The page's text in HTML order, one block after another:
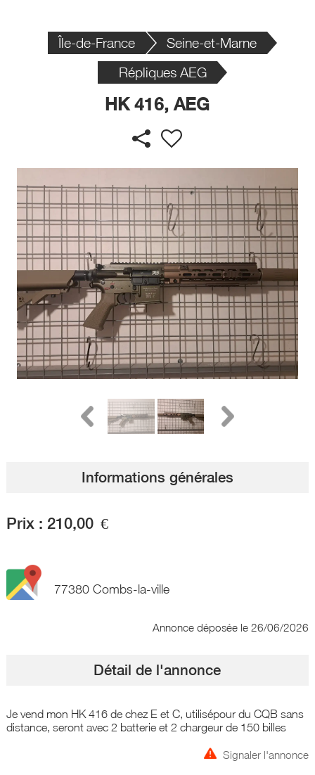
Île-de-France
Seine-et-Marne
Répliques AEG
HK 416, AEG
Informations générales
Prix : 210,00 €
77380 Combs-la-ville
Annonce déposée le 26/06/2026
Détail de l'annonce
Je vend mon HK 416 de chez E et C, utilisépour du CQB sans
distance, seront avec 2 batterie et 2 chargeur de 150 billes
Signaler l'annonce